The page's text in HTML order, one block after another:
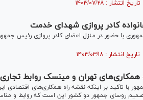
کادر پروازی شهدای خدمت
با حضور در منزل اعضای کادر پروازی رئیس
همكاری‌های تهران و مينسک روابط
با تاكيد بر اينكه نقشه راه همكاری‌های اقتصادی
روسای جمهور دو كشور اين است كه روابط و